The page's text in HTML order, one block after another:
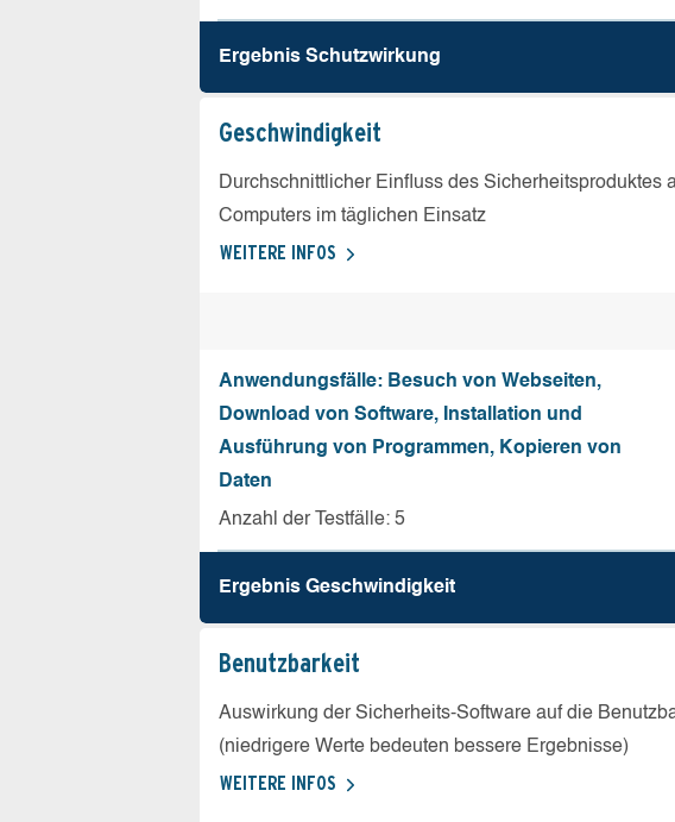
Ergebnis Schutz­wirkung
Geschw­indigkeit
Durchschnittlicher Einfluss des Sicherheitsproduktes
Computers im täglichen Einsatz
WEITERE INFOS
Anwendungsfälle: Besuch von Webseiten,
Download von Software, Installation und
Ausführung von Programmen, Kopieren von
Daten
Anzahl der Testfälle: 5
Ergebnis Geschw­indigkeit
Benutz­barkeit
Auswirkung der Sicherheits-Software auf die
(niedrigere Werte bedeuten bessere Ergebnisse)
WEITERE INFOS